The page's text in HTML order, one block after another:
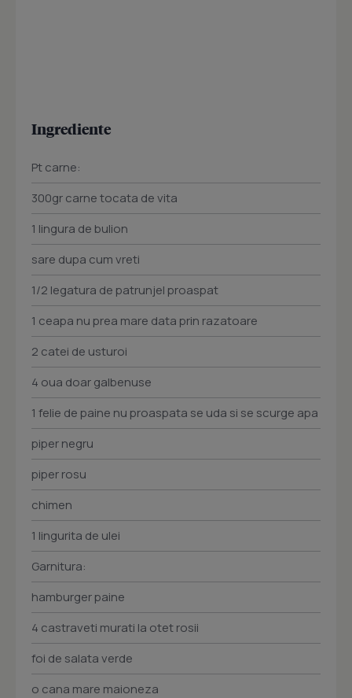
Ingrediente
Pt carne:
300gr carne tocata de vita
1 lingura de bulion
sare dupa cum vreti
1/2 legatura de patrunjel proaspat
1 ceapa nu prea mare data prin razatoare
2 catei de usturoi
4 oua doar galbenuse
1 felie de paine nu proaspata se uda si se scurge apa
piper negru
piper rosu
chimen
1 lingurita de ulei
Garnitura:
hamburger paine
4 castraveti murati la otet rosii
foi de salata verde
o cana mare maioneza